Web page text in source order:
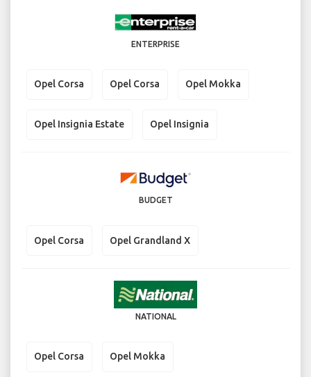
ENTERPRISE
Opel Corsa Opel Corsa Opel Mokka
Opel Insignia Estate Opel Insignia
BUDGET
Opel Corsa Opel Grandland X
NATIONAL
Opel Corsa Opel Mokka